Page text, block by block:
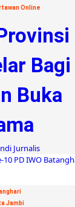
Online
Bagi
Buka
Jurnalis
Jambi